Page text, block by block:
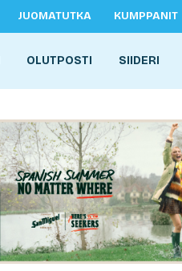
JUOMATUTKA KUMPPANIT
OLUTPOSTI SIIDERI